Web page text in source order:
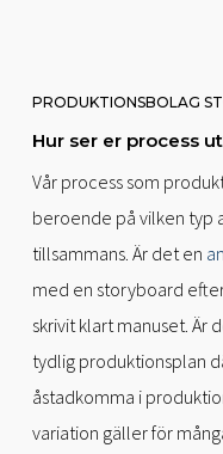
PRODUKTIONSBOLAG
Hur ser er process
Vår process som
beroende på vilken typ
tillsammans. Är det en
med en storyboard
skrivit klart manuset. Är
tydlig produktionsplan
åstadkomma i
variation gäller för